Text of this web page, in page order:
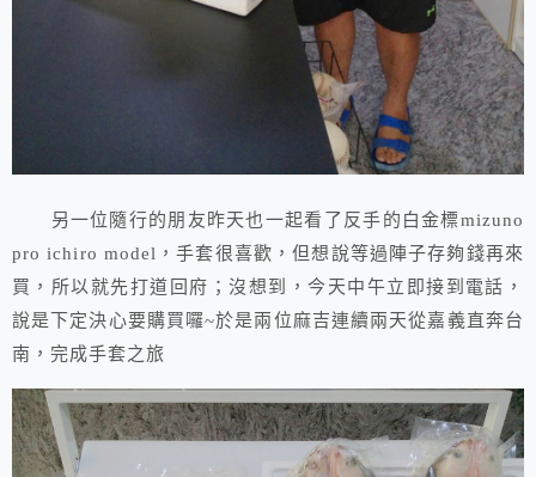
另一位隨行的朋友昨天也一起看了反手的白金標mizuno
pro ichiro model，手套很喜歡，但想說等過陣子存夠錢再來
買，所以就先打道回府；沒想到，今天中午立即接到電話，
說是下定決心要購買囉~於是兩位麻吉連續兩天從嘉義直奔台
南，完成手套之旅